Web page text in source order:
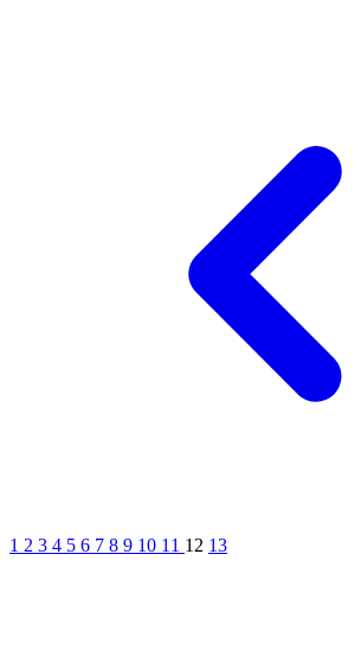
1 2 3 4 5 6 7 8 9 10 11 12 13